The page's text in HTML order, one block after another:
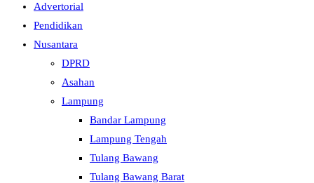
Advertorial
Pendidikan
Nusantara
DPRD
Asahan
Lampung
Bandar Lampung
Lampung Tengah
Tulang Bawang
Tulang Bawang Barat